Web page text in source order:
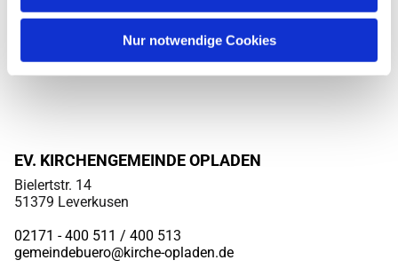
Nur notwendige Cookies
EV. KIRCHENGEMEINDE OPLADEN
Bielertstr. 14
51379 Leverkusen
02171 - 400 511 / 400 513
gemeindebuero@kirche-opladen.de